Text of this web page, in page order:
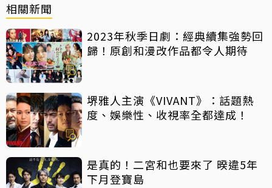
相關新聞
2023年秋季日劇：經典續集強勢回
歸！原創和漫改作品都令人期待
堺雅人主演《VIVANT》：話題熱
度、娛樂性、收視率全都達成！
是真的！二宮和也要來了 暌違5年
下月登寶島